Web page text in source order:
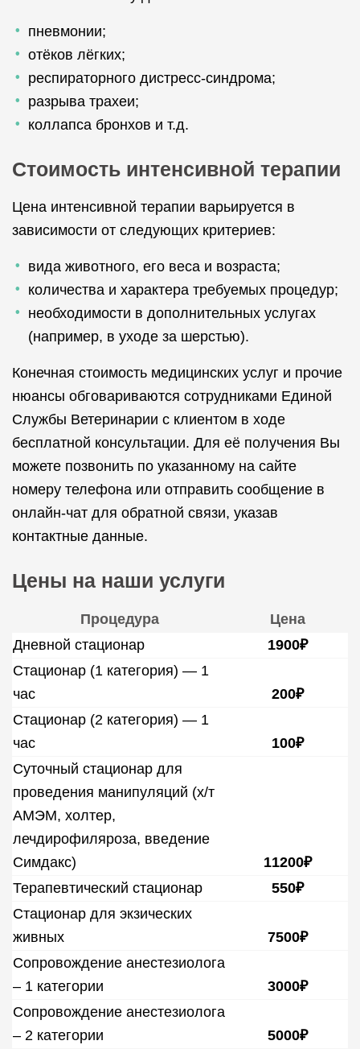
пневмонии;
отёков лёгких;
респираторного дистресс-синдрома;
разрыва трахеи;
коллапса бронхов и т.д.
Стоимость интенсивной терапии
Цена интенсивной терапии варьируется в
зависимости от следующих критериев:
вида животного, его веса и возраста;
количества и характера требуемых процедур;
необходимости в дополнительных услугах
(например, в уходе за шерстью).
Конечная стоимость медицинских услуг и прочие
нюансы обговариваются сотрудниками Единой
Службы Ветеринарии с клиентом в ходе
бесплатной консультации. Для её получения Вы
можете позвонить по указанному на сайте
номеру телефона или отправить сообщение в
онлайн-чат для обратной связи, указав
контактные данные.
Цены на наши услуги
Процедура
Цена
Дневной стационар
1900₽
Стационар (1 категория) — 1
час
200₽
Стационар (2 категория) — 1
час
100₽
Суточный стационар для
проведения манипуляций (х/т
АМЭМ, холтер,
лечдирофиляроза, введение
Симдакс)
11200₽
Терапевтический стационар
550₽
Стационар для экзических
живных
7500₽
Сопровождение анестезиолога
– 1 категории
3000₽
Сопровождение анестезиолога
– 2 категории
5000₽